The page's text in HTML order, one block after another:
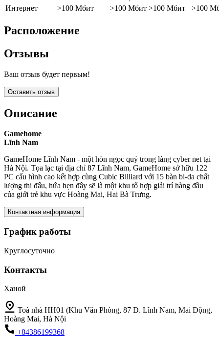
Интернет
>100 Мбит >100 Мбит >100 Мбит >100
Расположение
Отзывы
Ваш отзыв будет первым!
Оставить отзыв
Описание
Gamehome
Lĩnh Nam
GameHome Lĩnh Nam - một hòn ngọc quý trong làng cyber net tại
Hà Nội. Tọa lạc tại địa chỉ 87 Lĩnh Nam, GameHome sở hữu 122
PC cấu hình cao kết hợp cùng Cubic Billiard với 15 bàn bi-da chất
lượng thi đấu, hứa hẹn đây sẽ là một khu tổ hợp giải trí hàng đầu
của giới trẻ khu vực Hoàng Mai, Hai Bà Trưng.
Контактная информация
График работы
Круглосуточно
Контакты
Ханой
Toà nhà HH01 (Khu Văn Phòng, 87 Đ. Lĩnh Nam, Mai Động,
Hoàng Mai, Hà Nội
+84386199368